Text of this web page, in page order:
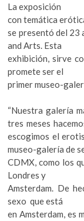
La exposición
con temática
se presentó del 23
and Arts. Esta
exhibición, sirve
promete ser el
primer museo-
“Nuestra galería
tres meses
escogimos el
museo-galería de
CDMX, como los
Londres y
Amsterdam. De
sexo que está
en Amsterdam, es